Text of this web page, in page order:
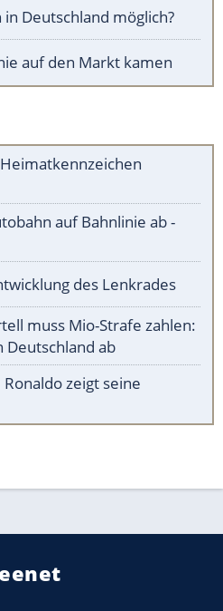
Deutschland möglich?
auf den Markt kamen
auf Bahnlinie ab -
des Lenkrades
muss Mio-Strafe zahlen:
Deutschland ab
Ronaldo zeigt seine